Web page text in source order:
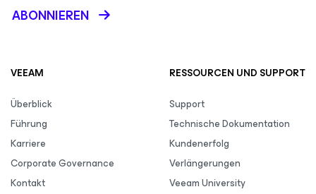
ABONNIEREN
VEEAM
Überblick
Führung
Karriere
Corporate Governance
Kontakt
RESSOURCEN UND SUPPORT
Support
Technische Dokumentation
Kundenerfolg
Verlängerungen
Veeam University